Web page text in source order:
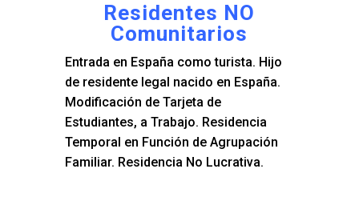
Residentes NO
Comunitarios
Entrada en España como turista. Hijo
de residente legal nacido en España.
Modificación de Tarjeta de
Estudiantes, a Trabajo. Residencia
Temporal en Función de Agrupación
Familiar. Residencia No Lucrativa.